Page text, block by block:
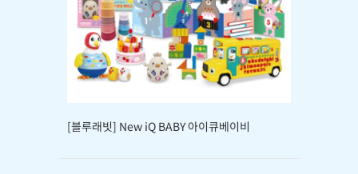
[블루래빗] New iQ BABY 아이큐베이비